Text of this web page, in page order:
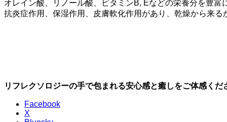
オレイン酸、リノール酸、ビタミンB, Eなどの栄養分を豊
抗炎症作用、保湿作用、皮膚軟化作用があり、乾燥から来
リフレクソロジーの手で包まれる安心感と癒しをご体感くだ
Facebook
X